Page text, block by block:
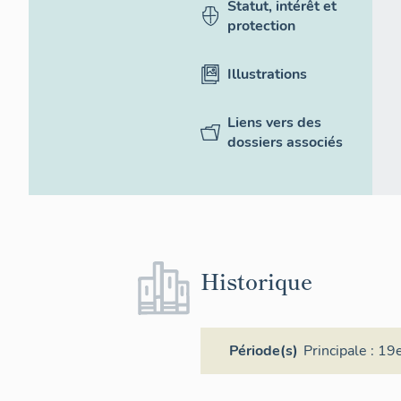
Statut, intérêt et
protection
Illustrations
Liens vers des
dossiers associés
Historique
Période(s) Principale :